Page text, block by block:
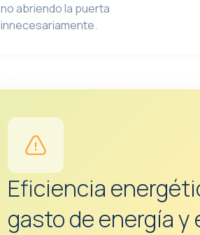
no abriendo la puerta
innecesariamente.
Eficiencia
gasto de energía y